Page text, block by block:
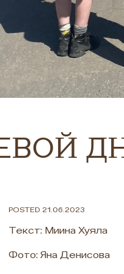
POSTED 21.06.2023
Текст: Миина Хуяла
Фото: Яна Денисова